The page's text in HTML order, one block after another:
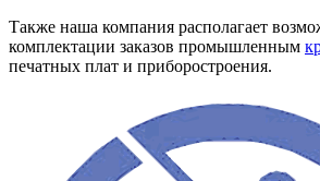
Также наша компания располагает
комплектации заказов промышленным
печатных плат и приборостроения.